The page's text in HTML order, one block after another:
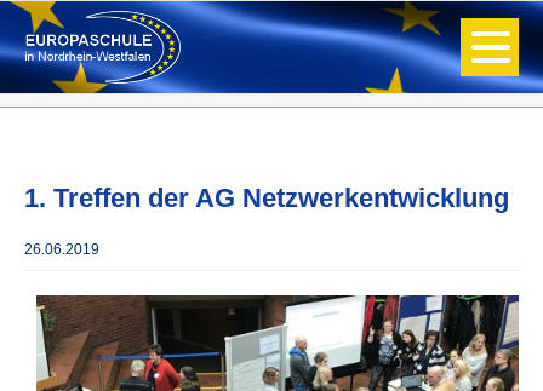
1. Treffen der AG Netzwerkentwicklung
26.06.2019